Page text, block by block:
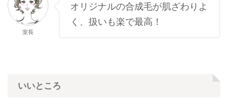
室長
オリジナルの合成毛が肌ざわりよ
く、扱いも楽で最高！
いいところ